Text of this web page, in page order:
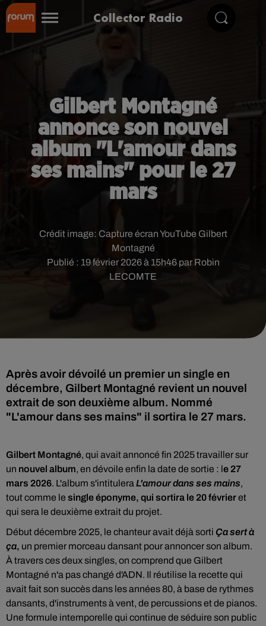
Collector Radio
Gilbert Montagné
annonce son nouvel
album "L'amour dans
ses mains" pour le 27
mars
Publié : 19 février 2026 à 15h46 par Robin
LECOMTE
Crédit image: Capture écran YouTube Gilbert
Montagné
Après avoir dévoilé un premier un single en
décembre, Gilbert Montagné revient un nouvel
extrait de son deuxième album. Nommé
"L'amour dans ses mains" il sortira le 27 mars.
Gilbert Montagné, qui avait annoncé fin 2025 travailler sur
un nouvel album, en dévoile enfin la date de sortie : le 27
mars 2026. L'album s'intitulera L'amour dans ses mains,
tout comme le single éponyme, qui sortira le 20 févrieret
qui sera le deuxième extrait du projet.
Début décembre 2025, le chanteur avait déjà sorti Ça sert à
ça, un premier morceau dansant pour annoncer son album.
À travers ces deux singles, on comprend que Gilbert
Montagné n'a pas changé d'ADN. Il réutilise la recette qui
avait fait son succès dans les années 80, à base de rythmes
dansants, d'instruments à vent, de percussions et de pianos.
Une formule intemporelle qui continue de séduire son public